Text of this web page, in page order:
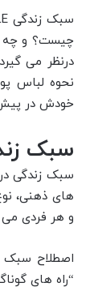
چیست؟ و چه
نحوه لباس
خودش در
سبک
سبک زندگی
های ذهنی،
و هر فردی
اصطلاح سبک
“راه های